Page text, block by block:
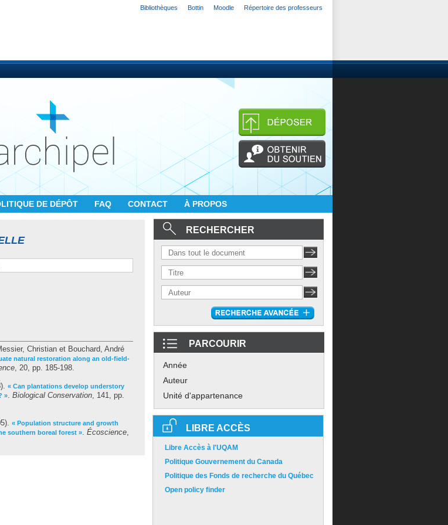
Bibliothèques Bottin Moodle Répertoire des professeurs
DE DÉPÔT FAQ CONTACT À PROPOS
Christian et Bouchard, André
natural restoration along an old-field-
, 20, pp. 185-198.
« Can plantations develop understory
». Biological Conservation, 141, pp.
« Population structure and growth
southern boreal forest ». Écoscience,
RECHERCHER
PARCOURIR
Année
Auteur
Unité d'appartenance
LIBRE ACCÈS
Libre Accès à l'UQAM
Politique Gouvernement du Canada
Politique des Fonds de recherche du Québec
Open policy finder